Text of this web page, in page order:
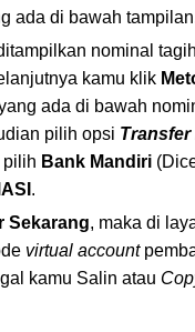
ada di bawah
nominal
kamu klik
ada di bawah
pilih opsi Transfer
pilih Bank Mandiri
.
Sekarang, maka di
virtual account
kamu Salin atau